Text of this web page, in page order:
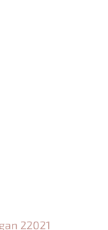
22021